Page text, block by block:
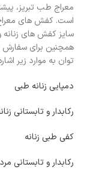
معراج طب تبریز،
است. کفش های معراج
سایز کفش های زنانه
همچنین برای سفارش
توان به موارد زیر
دمپایی زنانه طبی
رکابدار و تابستانی
کفی طبی زنانه
رکابدار و تابستانی